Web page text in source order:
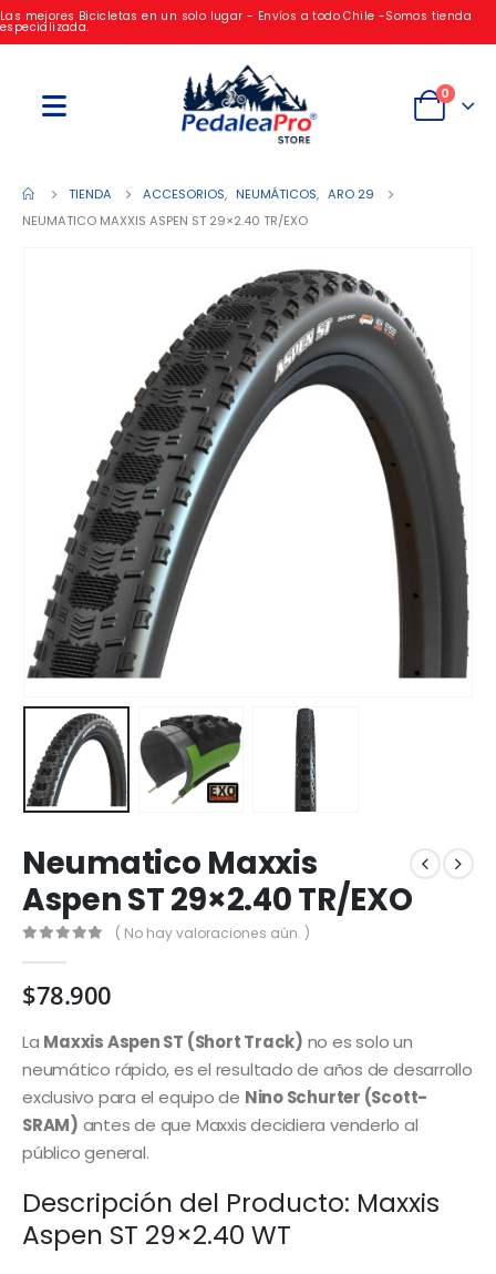
Las mejores Bicicletas en un solo lugar - Envíos a todo Chile -Somos tienda
especializada.
0
TIENDA ACCESORIOS, NEUMÁTICOS, ARO 29
NEUMATICO MAXXIS ASPEN ST 29×2.40 TR/EXO
Neumatico Maxxis
Aspen ST 29×2.40 TR/EXO
( No hay valoraciones aún. )
$78.900
La Maxxis Aspen ST (Short Track) no es solo un
neumático rápido, es el resultado de años de desarrollo
exclusivo para el equipo de Nino Schurter (Scott-
SRAM) antes de que Maxxis decidiera venderlo al
público general.
Descripción del Producto: Maxxis
Aspen ST 29×2.40 WT